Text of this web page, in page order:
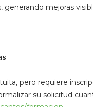
mejoras
pero requiere
su solicitud